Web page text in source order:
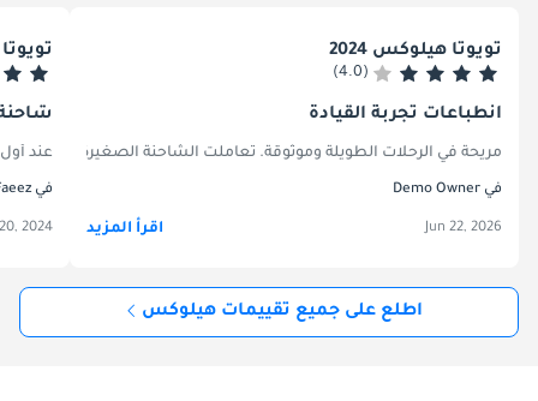
تويوتا هيلوكس 2024
(4.0)
انطباعات تجربة القيادة
مريحة في الرحلات الطويلة وموثوقة. تعاملت الشاحنة الصغيرة مع طرق
في Demo Owner
Jun 22, 2026 اقرأ المزيد
عند
في Faeez
2024
اطلع على جميع تقييمات هيلوكس